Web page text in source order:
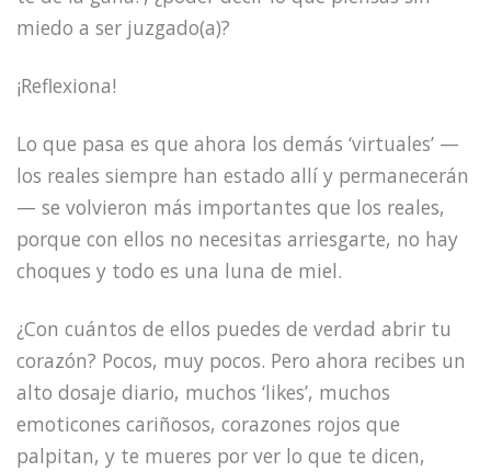
miedo a ser juzgado(a)?
¡Reflexiona!
Lo que pasa es que ahora los demás ‘virtuales’ —
los reales siempre han estado allí y permanecerán
— se volvieron más importantes que los reales,
porque con ellos no necesitas arriesgarte, no hay
choques y todo es una luna de miel.
¿Con cuántos de ellos puedes de verdad abrir tu
corazón? Pocos, muy pocos. Pero ahora recibes un
alto dosaje diario, muchos ‘likes’, muchos
emoticones cariñosos, corazones rojos que
palpitan, y te mueres por ver lo que te dicen,